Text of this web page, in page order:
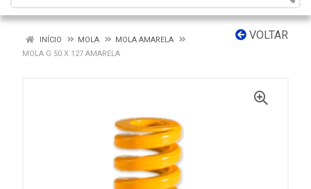
VOLTAR
INÍCIO MOLA
MOLA AMARELA
MOLA G 50 X 127 AMARELA